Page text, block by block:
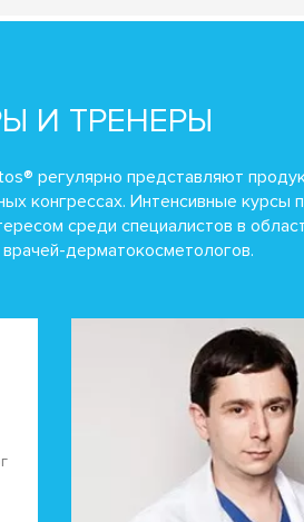
И ТРЕНЕРЫ
регулярно представляют
конгрессах. Интенсивные
среди специалистов в
дерматокосметологов.